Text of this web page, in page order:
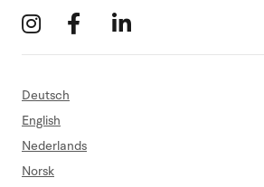
Deutsch
English
Nederlands
Norsk